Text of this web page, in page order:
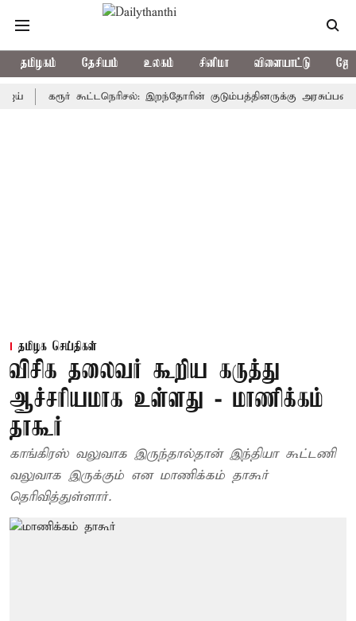
தமிழகம் தேசியம் உலகம் சினிமா விளையாட்டு
கரூர் கூட்டநெரிசல்: இறந்தோரின் குடும்பத்தினருக்கு அரசுப்பணி
தமிழக செய்திகள்
விசிக தலைவர் கூறிய கருத்து
ஆச்சரியமாக உள்ளது - மாணிக்கம்
தாகூர்
காங்கிரஸ் வலுவாக இருந்தால்தான் இந்தியா கூட்டணி
வலுவாக இருக்கும் என மாணிக்கம் தாகூர்
தெரிவித்துள்ளார்.